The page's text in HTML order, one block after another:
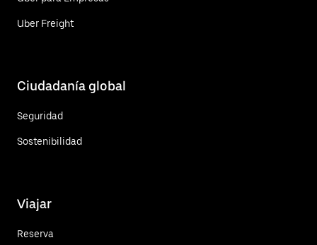
Uber Freight
Ciudadanía global
Seguridad
Sostenibilidad
Viajar
Reserva